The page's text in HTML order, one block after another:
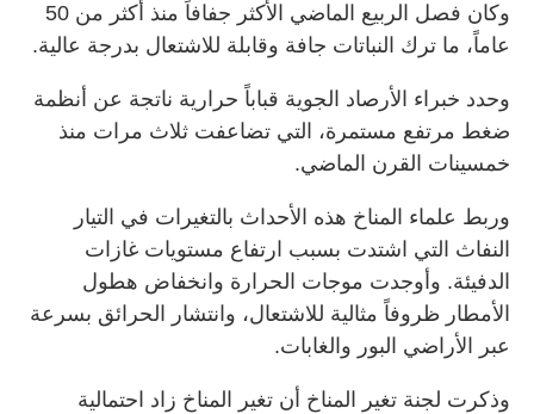
وكان فصل الربيع الماضي الأكثر جفافاً منذ أكثر من 50
عاماً، ما ترك النباتات جافة وقابلة للاشتعال بدرجة عالية.
وحدد خبراء الأرصاد الجوية قباباً حرارية ناتجة عن أنظمة
ضغط مرتفع مستمرة، التي تضاعفت ثلاث مرات منذ
خمسينات القرن الماضي.
وربط علماء المناخ هذه الأحداث بالتغيرات في التيار
النفاث التي اشتدت بسبب ارتفاع مستويات غازات
الدفيئة. وأوجدت موجات الحرارة وانخفاض هطول
الأمطار ظروفاً مثالية للاشتعال، وانتشار الحرائق بسرعة
عبر الأراضي البور والغابات.
وذكرت لجنة تغير المناخ أن تغير المناخ زاد احتمالية